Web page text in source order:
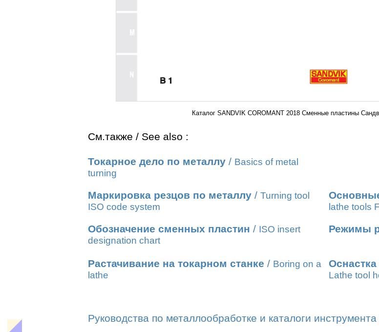
Каталог SANDVIK COROMANT 2018 Сменные пластины
См.также / See also :
Токарное дело по металлу / Basics of metal
turning
Маркировка резцов по металлу / Turning tool
ISO code system
lathe tools
Обозначение сменных пластин / ISO insert
designation chart
Режимы
Растачивание на токарном станке / Boring on a
lathe
Lathe tool
Руководства по металлообработке и каталоги инструмента